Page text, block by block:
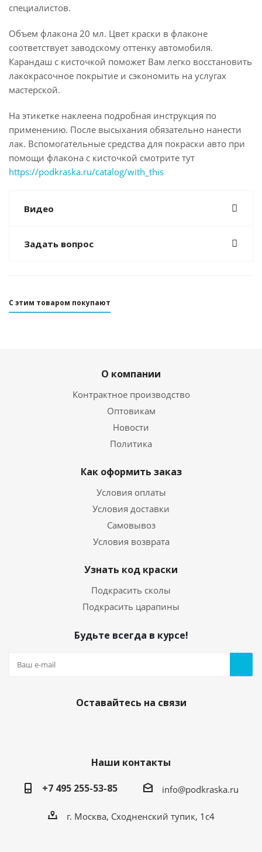
специалистов.
Объем флакона 20 мл. Цвет краски в флаконе
соответствует заводскому оттенку автомобиля.
Карандаш с кисточкой поможет Вам легко восстановить
лакокрасочное покрытие и сэкономить на услугах
мастерской.
На этикетке наклеена подробная инструкция по
применению. После высыхания обязательно нанести
лак. Вспомогательные средства для покраски авто при
помощи флакона с кисточкой смотрите тут
https://podkraska.ru/catalog/with_this
Видео
Задать вопрос
С этим товаром покупают
О компании
Контрактное производство
Оптовикам
Новости
Политика
Как оформить заказ
Условия оплаты
Условия доставки
Самовывоз
Условия возврата
Узнать код краски
Подкрасить сколы
Подкрасить царапины
Будьте всегда в курсе!
Оставайтесь на связи
Наши контакты
+7 495 255-53-85
info@podkraska.ru
г. Москва, Сходненский тупик, 1с4